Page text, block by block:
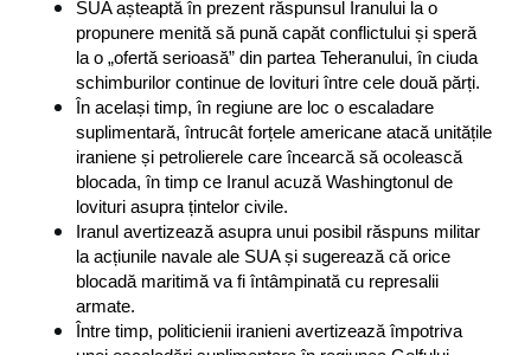
SUA așteaptă în prezent răspunsul Iranului la o
propunere menită să pună capăt conflictului și speră
la o „ofertă serioasă” din partea Teheranului, în ciuda
schimburilor continue de lovituri între cele două părți.
În același timp, în regiune are loc o escaladare
suplimentară, întrucât forțele americane atacă unitățile
iraniene și petrolierele care încearcă să ocolească
blocada, în timp ce Iranul acuză Washingtonul de
lovituri asupra țintelor civile.
Iranul avertizează asupra unui posibil răspuns militar
la acțiunile navale ale SUA și sugerează că orice
blocadă maritimă va fi întâmpinată cu represalii
armate.
Între timp, politicienii iranieni avertizează împotriva